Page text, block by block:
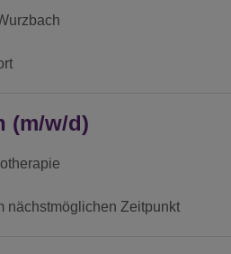
(m/w/d)
nächstmöglichen Zeitpunkt